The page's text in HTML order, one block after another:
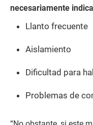
necesariamente
Llanto frecuente
Aislamiento
Dificultad para
Problemas de